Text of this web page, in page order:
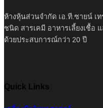
ห้างหุ้นส่วนจำกัด เอ.ที.ซายน์ เ
ชนิด สารเคมี อาหารเลี้ยงเชื้อ
ด้วยประสบการณ์กว่า 20 ปี
Quick Links